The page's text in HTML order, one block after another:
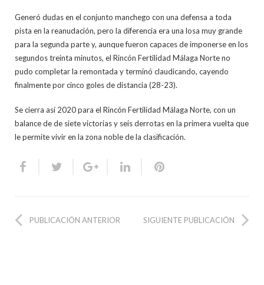
Generó dudas en el conjunto manchego con una defensa a toda
pista en la reanudación, pero la diferencia era una losa muy grande
para la segunda parte y, aunque fueron capaces de imponerse en los
segundos treinta minutos, el Rincón Fertilidad Málaga Norte no
pudo completar la remontada y terminó claudicando, cayendo
finalmente por cinco goles de distancia (28-23).
Se cierra así 2020 para el Rincón Fertilidad Málaga Norte, con un
balance de de siete victorias y seis derrotas en la primera vuelta que
le permite vivir en la zona noble de la clasificación.
PUBLICACIÓN ANTERIOR SIGUIENTE PUBLICACIÓN